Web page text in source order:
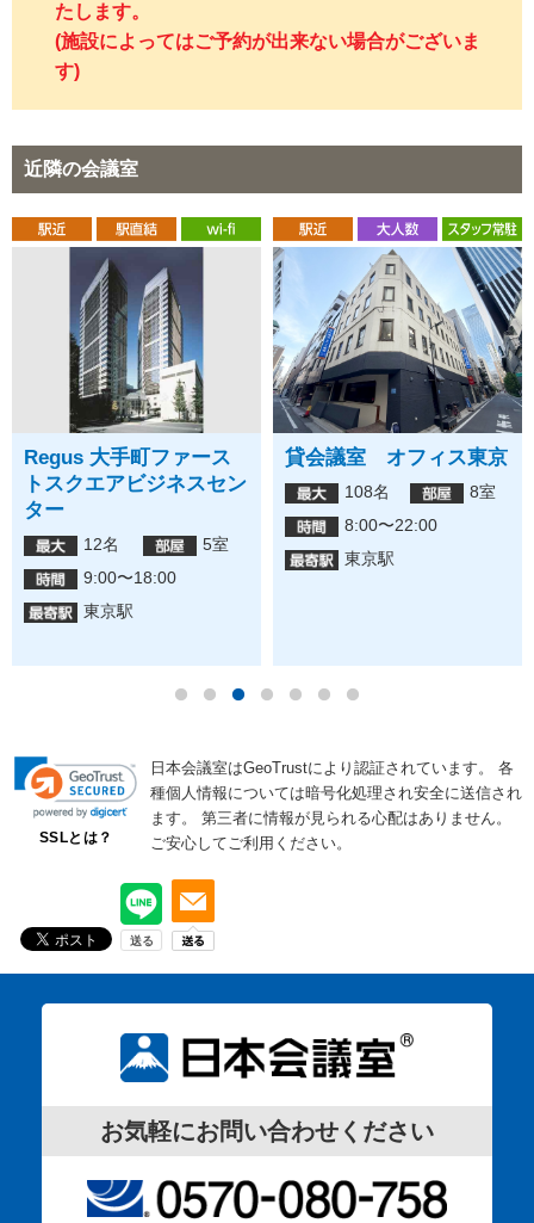
たします。
(施設によってはご予約が出来ない場合がございま
す)
近隣の会議室
Regus 大手町ファース
トスクエアビジネスセン
ター
12名
5室
9:00〜18:00
東京駅
貸会議室 オフィス東京
108名
8室
8:00〜22:00
東京駅
SSLとは？
日本会議室はGeoTrustにより認証されています。
各
種個人情報については暗号化処理され安全に送信され
ます。
第三者に情報が見られる心配はありません。
ご安心してご利用ください。
お気軽にお問い合わせください